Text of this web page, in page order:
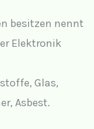
besitzen nennt
Elektronik
Glas,
Asbest.